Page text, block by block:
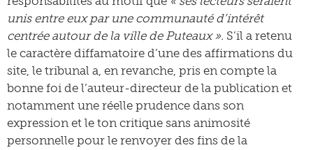
unis entre eux par une communauté d’intérêt
centrée autour de la ville de Puteaux ». S’il a retenu
le caractère diffamatoire d’une des affirmations du
site, le tribunal a, en revanche, pris en compte la
bonne foi de l’auteur-directeur de la publication et
notamment une réelle prudence dans son
expression et le ton critique sans animosité
personnelle pour le renvoyer des fins de la